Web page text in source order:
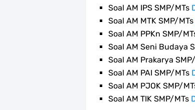
Soal AM IPS SMP/MTs
Soal AM MTK SMP/MTs
Soal AM PPKn SMP/
Soal AM Seni Budaya
Soal AM Prakarya
Soal AM PAI SMP/MTs
Soal AM PJOK SMP/
Soal AM TIK SMP/MTs